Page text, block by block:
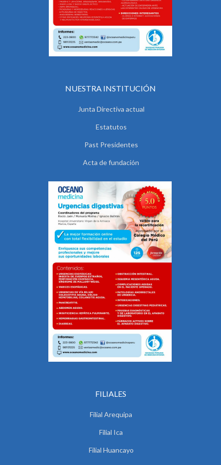
NUESTRA INSTITUCIÓN
Junta Directiva actual
Estatutos
Past Presidentes
Acta de fundación
FILIALES
Filial Arequipa
Filial Ica
Filial Huancayo